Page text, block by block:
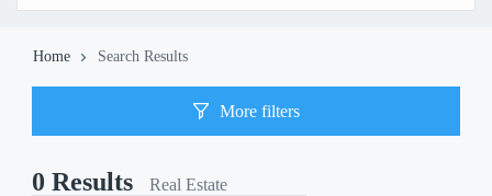
Home Search Results
More filters
0 Results Real Estate